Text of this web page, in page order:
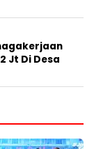
Jt Di Desa